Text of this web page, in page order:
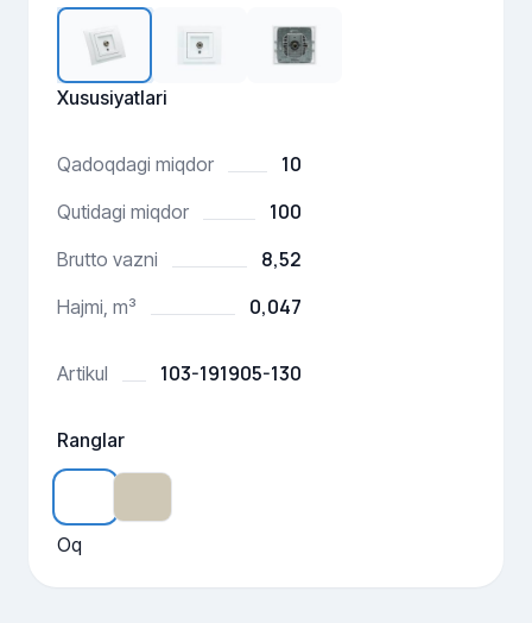
Xususiyatlari
Qadoqdagi miqdor 10
Qutidagi miqdor 100
Brutto vazni 8,52
Hajmi, m³ 0,047
Artikul 103-191905-130
Ranglar
Oq